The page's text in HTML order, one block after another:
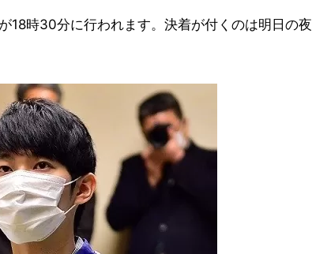
18時30分に行われます。決着が付くのは明日の夜